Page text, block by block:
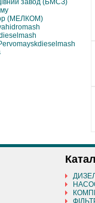
завод (БМСЗ)
(МЕЛКОМ)
ДИЗЕЛІ